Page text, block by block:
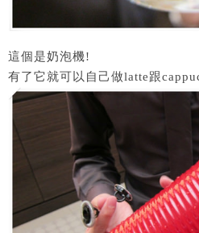
這個是奶泡機!
有了它就可以自己做latte跟